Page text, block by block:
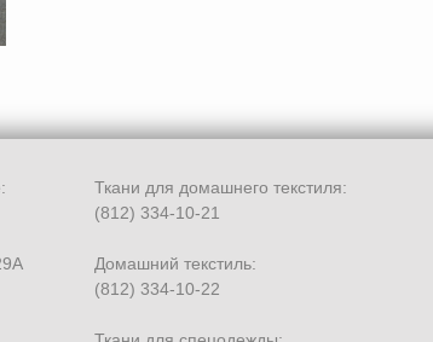
Ткани для домашнего текстиля:
(812) 334-10-21
Домашний текстиль:
(812) 334-10-22